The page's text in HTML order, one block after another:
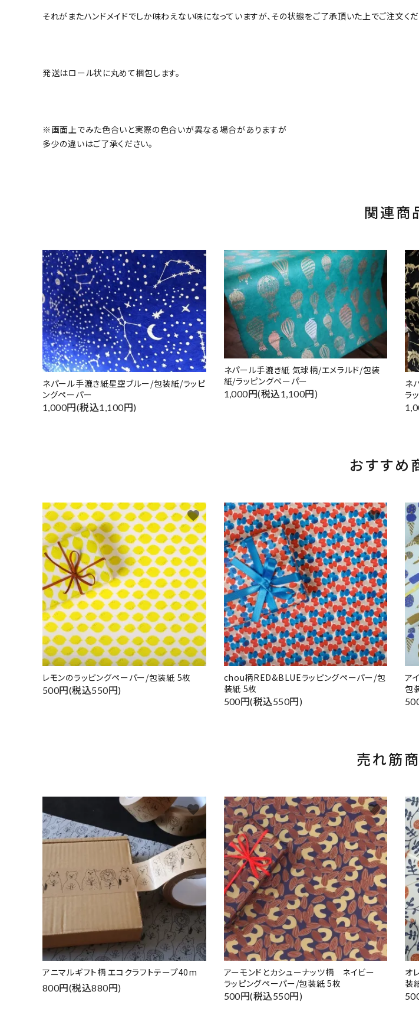
それがまたハンドメイドでしか味わえない味になっていますが、その状態をご了承頂いた上でご注文くだ
発送はロール状に丸めて梱包します。
※画面上でみた色合いと実際の色合いが異なる場合がありますが
多少の違いはご了承ください。
関連商
ネパール手漉き紙星空ブルー/包装紙/ラッピ
ングペーパー
1,000円(税込1,100円)
ネパール手漉き紙 気球柄/エメラルド/包装
紙/ラッピングペーパー
1,000円(税込1,100円)
ネ
ラ
おすすめ
レモンのラッピングペーパー/包装紙 5枚
500円(税込550円)
favorite
chou柄RED&BLUEラッピングペーパー/包
装紙 5枚
500円(税込550円)
favorite
ア
包
売れ筋
アニマルギフト柄 エコクラフトテープ40m
800円(税込880円)
favorite
アーモンドとカシューナッツ柄 ネイビー
ラッピングペーパー/包装紙 5枚
500円(税込550円)
favorite
オ
装